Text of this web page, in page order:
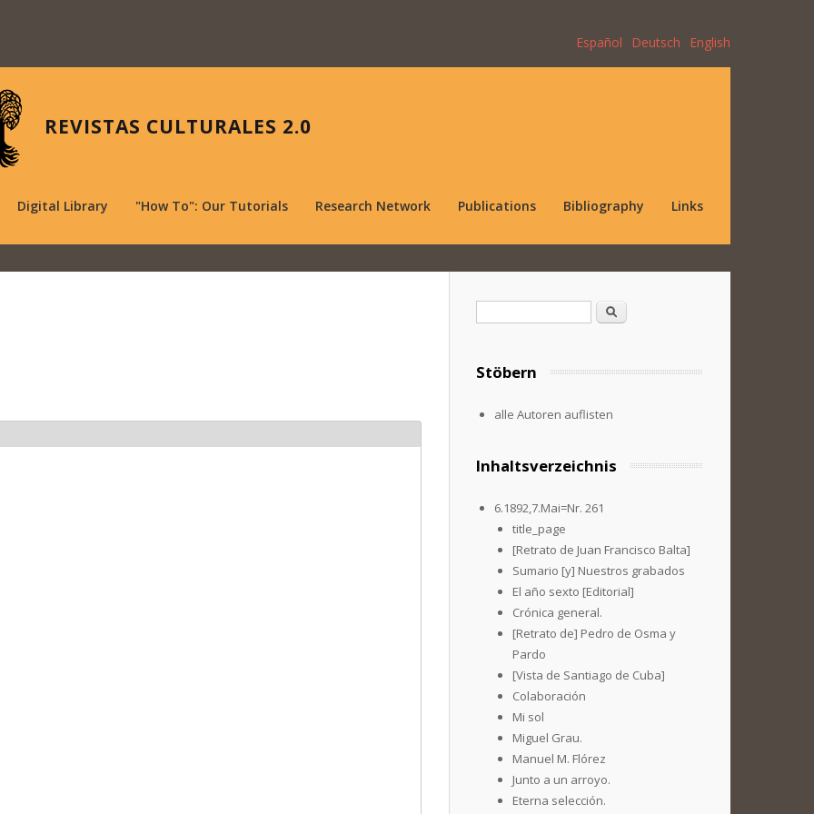
Español Deutsch English
REVISTAS CULTURALES 2.0
Digital Library "How To": Our Tutorials Research Network Publications Bibliography Links
Search
Stöbern
alle Autoren auflisten
Inhaltsverzeichnis
6.1892,7.Mai=Nr. 261
title_page
[Retrato de Juan Francisco Balta]
Sumario [y] Nuestros grabados
El año sexto [Editorial]
Crónica general.
[Retrato de] Pedro de Osma y
Pardo
[Vista de Santiago de Cuba]
Colaboración
Mi sol
Miguel Grau.
Manuel M. Flórez
Junto a un arroyo.
Eterna selección.